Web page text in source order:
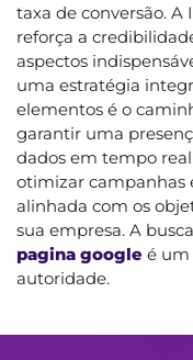
taxa de conversão. A
reforça a
aspectos
uma estratégia
elementos é o
garantir uma
dados em tempo
otimizar campanhas
alinhada com os
sua empresa. A
pagina google é um
autoridade.